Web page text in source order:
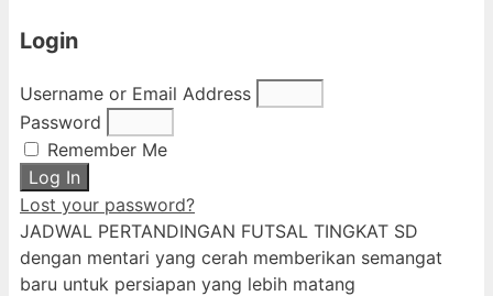
Login
Username or Email Address
Password
Remember Me
Log In
Lost your password?
JADWAL PERTANDINGAN FUTSAL TINGKAT SD
dengan mentari yang cerah memberikan semangat
baru untuk persiapan yang lebih matang